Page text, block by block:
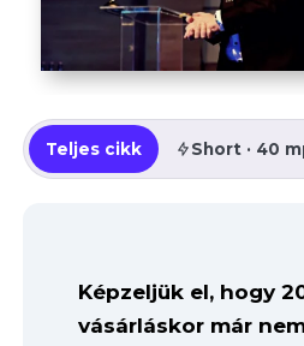
Teljes cikk Short · 40
Képzeljük el, hogy
vásárláskor már